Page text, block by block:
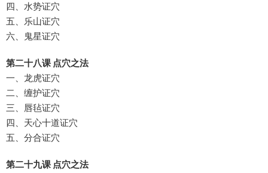
四、水势证穴
五、乐山证穴
六、鬼星证穴
第二十八课 点穴之法
一、龙虎证穴
二、缠护证穴
三、唇毡证穴
四、天心十道证穴
五、分合证穴
第二十九课 点穴之法